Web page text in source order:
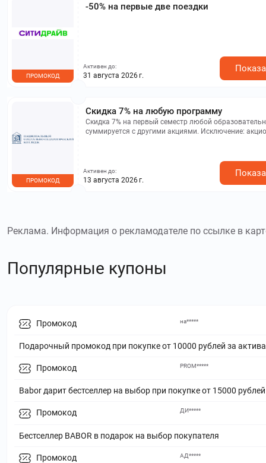
-50% на первые две поездки
ПРОМОКОД
Активен до:
31 августа 2026 г.
Скидка 7% на любую программу
Скидка 7% на первый семестр любой
суммируется с другими акциями. Исключение:
ПРОМОКОД
Активен до:
13 августа 2026 г.
Реклама. Информация о рекламодателе по ссылке в
Популярные купоны
Промокод
Подарочный промокод при покупке от 10000 рублей за
на*****
Промокод
Babor дарит бестселлер на выбор при покупке от 15000
PROM*****
Промокод
Бестселлер BABOR в подарок на выбор покупателя
ДИ*****
Промокод АД*****